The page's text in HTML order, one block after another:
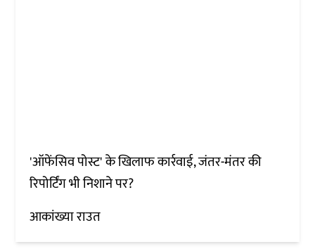
'ऑफेंसिव पोस्ट' के खिलाफ कार्रवाई, जंतर-मंतर की
रिपोर्टिंग भी निशाने पर?
आकांख्या राउत